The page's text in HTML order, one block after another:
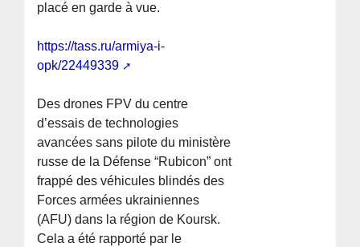
placé en garde à vue.
https://tass.ru/armiya-i-
opk/22449339
Des drones FPV du centre
d’essais de technologies
avancées sans pilote du ministère
russe de la Défense “Rubicon” ont
frappé des véhicules blindés des
Forces armées ukrainiennes
(AFU) dans la région de Koursk.
Cela a été rapporté par le